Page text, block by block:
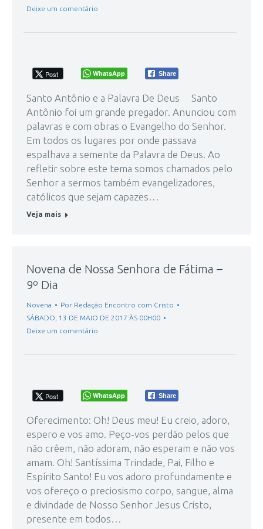
Deixe um comentário
Post WhatsApp Share
Santo Antônio e a Palavra De Deus Santo
Antônio foi um grande pregador. Anunciou com
palavras e com obras o Evangelho do Senhor.
Em todos os lugares por onde passava
espalhava a semente da Palavra de Deus. Ao
refletir sobre este tema somos chamados pelo
Senhor a sermos também evangelizadores,
católicos que sejam capazes…
Veja mais
Novena de Nossa Senhora de Fátima –
9º Dia
Novena Por Redação Encontro com Cristo
SÁBADO, 13 DE MAIO DE 2017 ÀS 00H00
Deixe um comentário
Post WhatsApp Share
Oferecimento: Oh! Deus meu! Eu creio, adoro,
espero e vos amo. Peço-vos perdão pelos que
não crêem, não adoram, não esperam e não vos
amam. Oh! Santíssima Trindade, Pai, Filho e
Espírito Santo! Eu vos adoro profundamente e
vos ofereço o preciosismo corpo, sangue, alma
e divindade de Nosso Senhor Jesus Cristo,
presente em todos…